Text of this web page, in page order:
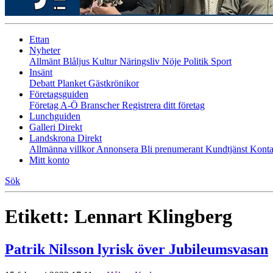
Ettan
Nyheter
Allmänt Blåljus KulturNäringsliv Nöje Politik Sport
Insänt
Debatt Planket Gästkrönikor
Företagsguiden
Företag A-Ö BranscherRegistrera ditt företag
Lunchguiden
Galleri Direkt
Landskrona Direkt
Allmänna villkorAnnonsera Bli prenumerant Kundtjänst
Mitt konto
Sök
Etikett: Lennart Klingberg
Patrik Nilsson lyrisk över Jubileumsvasan